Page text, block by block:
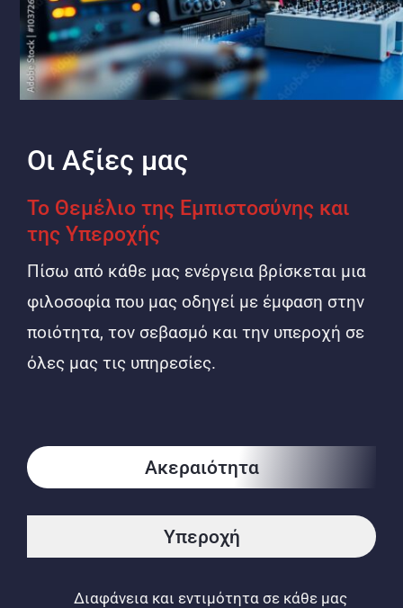
Οι Αξίες μας
Το Θεμέλιο της Εμπιστοσύνης και
της Υπεροχής
Πίσω από κάθε μας ενέργεια βρίσκεται μια
φιλοσοφία που μας οδηγεί με έμφαση στην
ποιότητα, τον σεβασμό και την υπεροχή σε
όλες μας τις υπηρεσίες.
Ακεραιότητα
Υπεροχή
Διαφάνεια και εντιμότητα σε κάθε μας